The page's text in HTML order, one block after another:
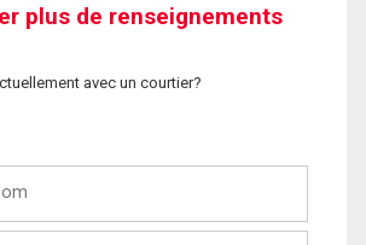
plus de renseignements
avec un courtier?